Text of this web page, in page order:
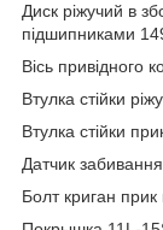
Диск ріжучий в
підшипниками
Вісь привідного
Втулка стійки
Втулка стійки
Датчик
Болт криган